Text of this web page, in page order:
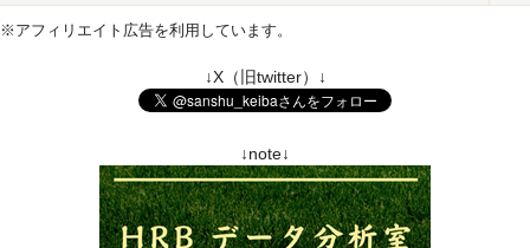
※アフィリエイト広告を利用しています。
↓X（旧twitter）↓
↓note↓